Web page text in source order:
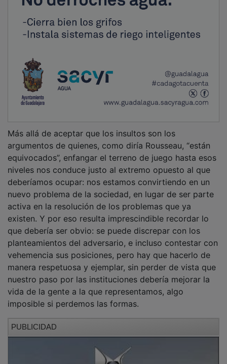
argumentos de quienes, como diría Rousseau, “están
equivocados”, enfangar el terreno de juego hasta esos
niveles nos conduce justo al extremo opuesto al que
deberíamos ocupar: nos estamos convirtiendo en un
nuevo problema de la sociedad, en lugar de ser parte
activa en la resolución de los problemas que ya
existen. Y por eso resulta imprescindible recordar lo
que debería ser obvio: se puede discrepar con los
planteamientos del adversario, e incluso contestar con
vehemencia sus posiciones, pero hay que hacerlo de
manera respetuosa y ejemplar, sin perder de vista que
nuestro paso por las instituciones debería mejorar la
vida de la gente a la que representamos, algo
imposible si perdemos las formas.